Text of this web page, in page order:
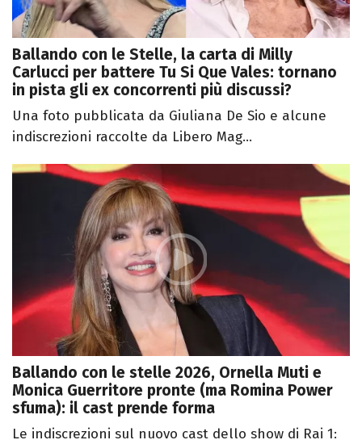
Ballando con le Stelle, la carta di Milly
Carlucci per battere Tu Si Que Vales: tornano
in pista gli ex concorrenti più discussi?
Una foto pubblicata da Giuliana De Sio e alcune
indiscrezioni raccolte da Libero Mag...
Ballando con le stelle 2026, Ornella Muti e
Monica Guerritore pronte (ma Romina Power
sfuma): il cast prende forma
Le indiscrezioni sul nuovo cast dello show di Rai 1: